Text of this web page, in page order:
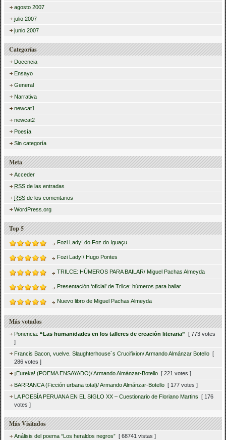
agosto 2007
julio 2007
junio 2007
Categorías
Docencia
Ensayo
General
Narrativa
newcat1
newcat2
Poesía
Sin categoría
Meta
Acceder
RSS de las entradas
RSS de los comentarios
WordPress.org
Top 5
Fozi Lady! do Foz do Iguaçu
Fozi Lady!/ Hugo Pontes
TRILCE: HÚMEROS PARA BAILAR/ Miguel Pachas Almeyda
Presentación ‘oficial’ de Trilce: húmeros para bailar
Nuevo libro de Miguel Pachas Almeyda
Más votados
Ponencia:“Las humanidades en los talleres de creación literaria”
[ 773 votes
]
Francis Bacon, vuelve. Slaughterhouse´s Crucifixion/ Armando Almánzar Botello [
286 votes ]
¡Eureka! (POEMA ENSAYADO)/ Armando Almánzar-Botello [ 221 votes ]
BARRANCA (Ficción urbana total)/ Armando Almánzar-Botello [ 177 votes ]
LA POESÍA PERUANA EN EL SIGLO XX – Cuestionario de Floriano Martins
[ 176
votes ]
Más Visitados
Análisis del poema “Los heraldos negros” [ 68741 vistas ]